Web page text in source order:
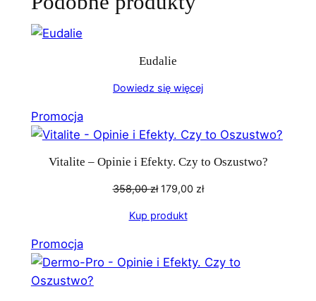
Eudalie
Dowiedz się więcej
PromocjaProdukt
w
Vitalite – Opinie i Efekty. Czy to Oszustwo?
358,00zł Pierwotna
wynosiła:
179,00 złAktualna
Kup produkt
PromocjaProdukt
w
promocji